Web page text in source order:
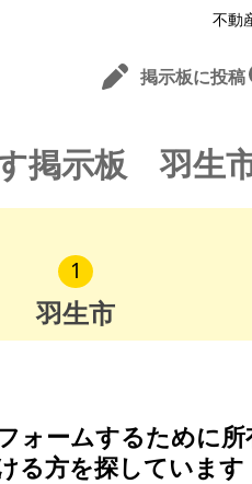
不動
掲示板に投稿
掲示板 羽生
1
羽生市
ォームするために
る方を探しています